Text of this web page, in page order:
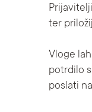
ter
Vloge
potrdilo
poslati